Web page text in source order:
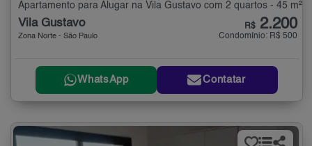
Apartamento para Alugar na Vila Gustavo com 2 quartos - 45 m²
Vila Gustavo
Zona Norte - São Paulo
R$ 2.200
Condomínio: R$ 500
WhatsApp Contatar